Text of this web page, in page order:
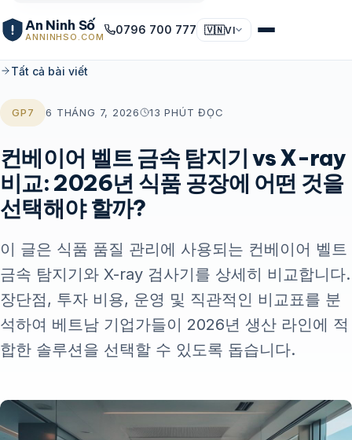
An Ninh Số
ANNINHSO.COM
0796 700 777 🇻🇳VI
Tất cả bài viết
GP7 6 THÁNG 7, 2026 13 PHÚT ĐỌC
컨베이어 벨트 금속 탐지기 vs X-ray
비교: 2026년 식품 공장에 어떤 것을
선택해야 할까?
이 글은 식품 품질 관리에 사용되는 컨베이어 벨트
금속 탐지기와 X-ray 검사기를 상세히 비교합니다.
장단점, 투자 비용, 운영 및 직관적인 비교표를 분
석하여 베트남 기업가들이 2026년 생산 라인에 적
합한 솔루션을 선택할 수 있도록 돕습니다.